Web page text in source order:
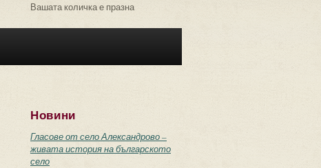
Вашата количка е празна
Новини
Гласове от село Александрово –
живата история на българското
село